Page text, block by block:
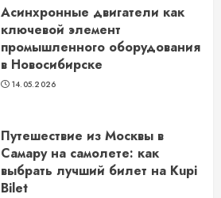
Асинхронные двигатели как
ключевой элемент
промышленного оборудования
в Новосибирске
14.05.2026
Путешествие из Москвы в
Самару на самолете: как
выбрать лучший билет на Kupi
Bilet